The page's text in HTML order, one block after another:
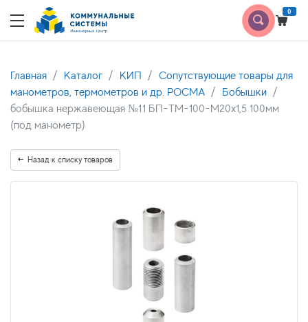
0
Главная Каталог КИП
Сопутствующие товары для
манометров, термометров и др. РОСМА
Бобышки
бобышка нержавеющая №11 БП-ТМ-100-М20х1,5 100мм
(под манометр)
Назад к списку товаров